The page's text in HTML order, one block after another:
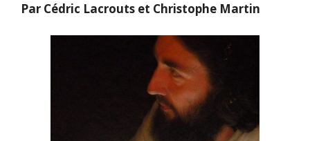
Par Cédric Lacrouts et Christophe Martin